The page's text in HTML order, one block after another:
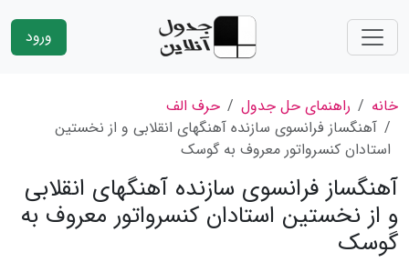
ورود
خانه راهنمای حل جدول
حرف الف
آهنگساز فرانسوی سازنده آهنگهای انقلابی و از نخستین
استادان کنسرواتور معروف به گوسک
آهنگساز فرانسوی سازنده آهنگهای انقلابی
و از نخستین استادان کنسرواتور معروف به
گوسک